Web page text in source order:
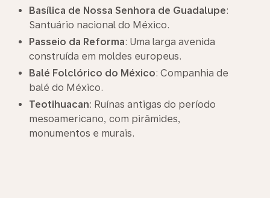
Basílica de Nossa Senhora de Guadalupe:
Santuário nacional do México.
Passeio da Reforma: Uma larga avenida
construída em moldes europeus.
Balé Folclórico do México: Companhia de
balé do México.
Teotihuacan: Ruínas antigas do período
mesoamericano, com pirâmides,
monumentos e murais.